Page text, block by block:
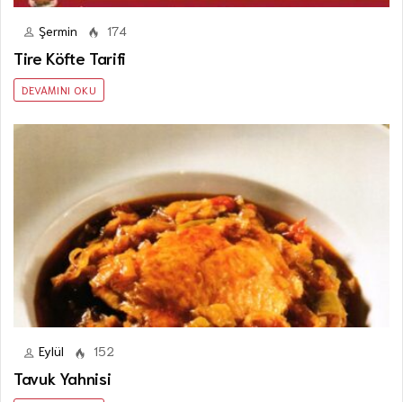
Şermin 174
Tire Köfte Tarifi
DEVAMINI OKU
Eylül 152
Tavuk Yahnisi